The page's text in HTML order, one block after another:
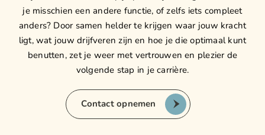
je misschien een andere functie, of zelfs iets compleet
anders? Door samen helder te krijgen waar jouw kracht
ligt, wat jouw drijfveren zijn en hoe je die optimaal kunt
benutten, zet je weer met vertrouwen en plezier de
volgende stap in je carrière.
Contact opnemen